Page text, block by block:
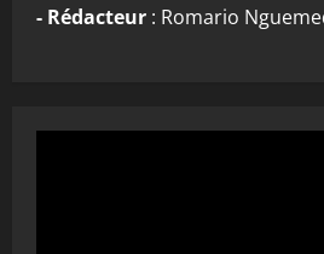
- Rédacteur : Romario